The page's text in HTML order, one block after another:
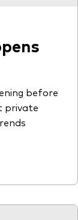
before
private